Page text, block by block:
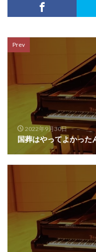
Prev
2022年9月30日
国葬はやってよかった